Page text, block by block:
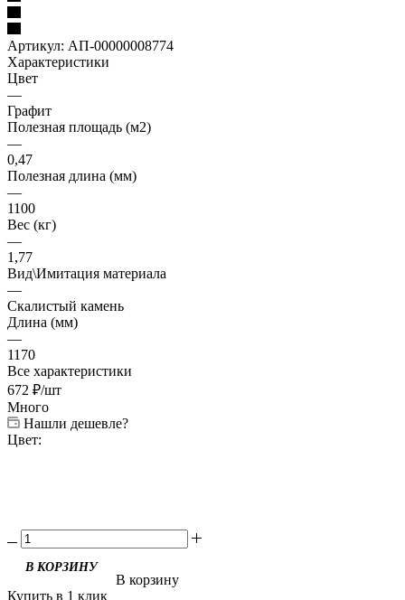
Артикул: АП-00000008774
Характеристики
Цвет
—
Графит
Полезная площадь (м2)
—
0,47
Полезная длина (мм)
—
1100
Вес (кг)
—
1,77
Вид\Имитация материала
—
Скалистый камень
Длина (мм)
—
1170
Все характеристики
672 ₽/шт
Много
Нашли дешевле?
Цвет:
В корзину
Купить в 1 клик